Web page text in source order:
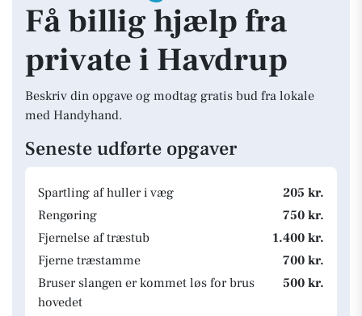
Få billig hjælp fra
private i Havdrup
Beskriv din opgave og modtag gratis bud fra lokale
med Handyhand.
Seneste udførte opgaver
Spartling af huller i væg
205 kr.
Rengøring
750 kr.
Fjernelse af træstub
1.400 kr.
Fjerne træstamme
700 kr.
Bruser slangen er kommet løs for brus
hovedet
500 kr.